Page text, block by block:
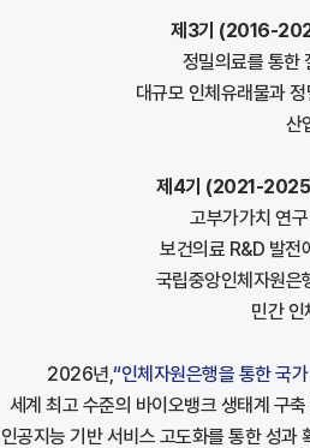
제3기 (2016-
정밀의료를 통한
대규모 인체유래물과
산
제4기 (2021-
고부가가치 연
보건의료 R&D 발전
국립중앙인체자원은
민간 인
2026년,“인체자원은행을 통한 국
세계 최고 수준의 바이오뱅크 생태계 구
인공지능 기반 서비스 고도화를 통한 성과